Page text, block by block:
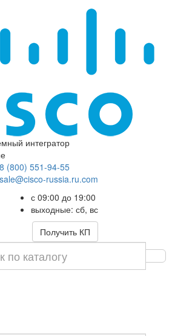
интегратор
8 (800) 551-94-55
sale@cisco-russia.ru.com
с 09:00 до 19:00
выходные: сб, вс
Получить КП